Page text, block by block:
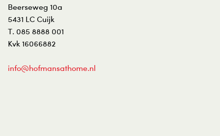
Beerseweg 10a
5431 LC Cuijk
T. 085 8888 001
Kvk 16066882
info@hofmansathome.nl